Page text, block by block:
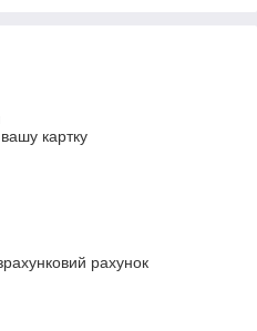
картку
рахунок